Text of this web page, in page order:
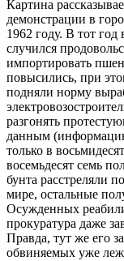
Картина
демонстрации в
1962 году. В тот
случился
импортировать
повысились, при
подняли норму
разгонять
данным
только в
восемьдесят семь
бунта расстреляли
мире, остальные
Осужденных
прокуратура даже
Правда, тут же его
обвиняемых уже